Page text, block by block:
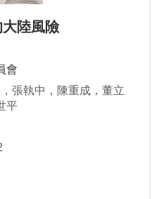
陸風險
會
張執中，陳重成，董立
平